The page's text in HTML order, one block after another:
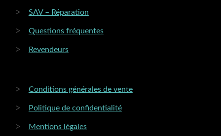
SAV – Réparation
Questions fréquentes
Revendeurs
Conditions générales de vente
Politique de confidentialité
Mentions légales